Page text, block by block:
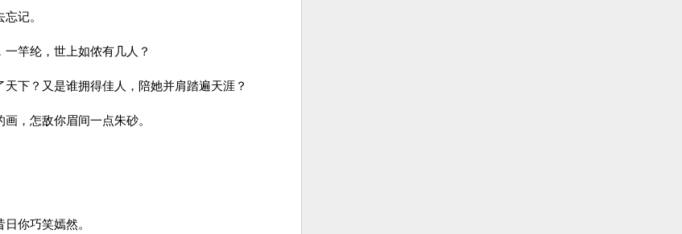
记。
竿纶，世上如侬有几人？
下？又是谁拥得佳人，陪她并肩踏遍天涯？
，怎敌你眉间一点朱砂。
你巧笑嫣然。